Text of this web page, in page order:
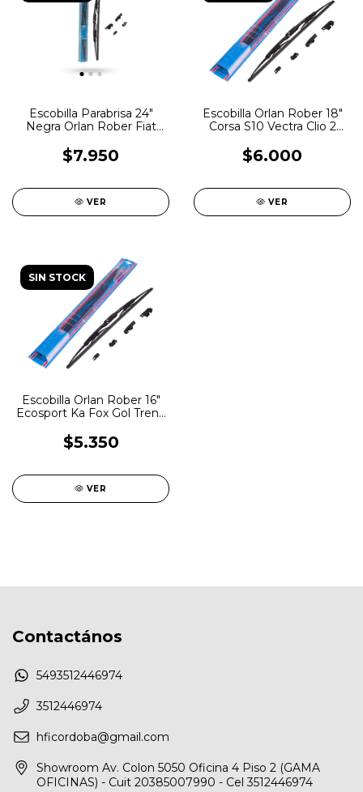
Escobilla Parabrisa 24"
Negra Orlan Rober Fiat
$7.950
VER
Escobilla Orlan Rober 18"
Corsa S10 Vectra Clio 2
$6.000
VER
SIN STOCK
Escobilla Orlan Rober 16"
Ecosport Ka Fox Gol Trend
$5.350
VER
Contactános
5493512446974
3512446974
hficordoba@gmail.com
Showroom Av. Colon 5050 Oficina 4 Piso 2 (GAMA
OFICINAS) - Cuit 20385007990 - Cel 3512446974